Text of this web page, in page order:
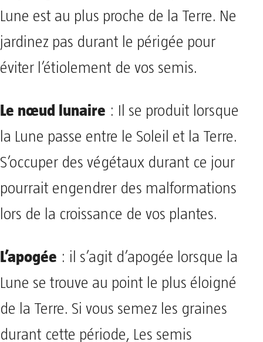
Lune est au plus proche de la Terre. Ne
jardinez pas durant le périgée pour
éviter l’étiolement de vos semis.
Le nœud lunaire : Il se produit lorsque
la Lune passe entre le Soleil et la Terre.
S’occuper des végétaux durant ce jour
pourrait engendrer des malformations
lors de la croissance de vos plantes.
L’apogée : il s’agit d’apogée lorsque la
Lune se trouve au point le plus éloigné
de la Terre. Si vous semez les graines
durant cette période, Les semis